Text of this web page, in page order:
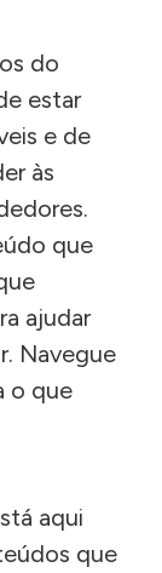
do
estar
e de
às
que
ajudar
Navegue
o que
aqui
que